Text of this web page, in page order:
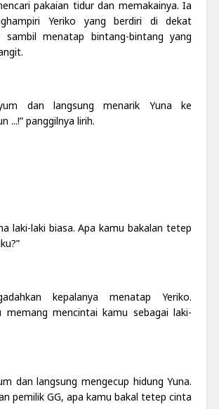
pakaian tidur dan memakainya. Ia
Yeriko yang berdiri di dekat
sambil menatap bintang-bintang yang
dan langsung menarik Yuna ke
...!” panggilnya lirih.
laki-laki biasa. Apa kamu bakalan tetep
kepalanya menatap Yeriko.
memang mencintai kamu sebagai laki-
dan langsung mengecup hidung Yuna.
pemilik GG, apa kamu bakal tetep cinta